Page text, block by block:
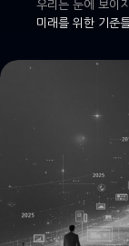
우리는 눈에 보이
미래를 위한 기준